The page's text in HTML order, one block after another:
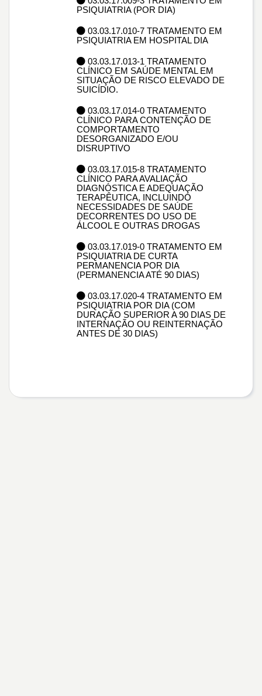
PSIQUIATRIA (POR DIA)
03.03.17.010-7 TRATAMENTO EM
PSIQUIATRIA EM HOSPITAL DIA
03.03.17.013-1 TRATAMENTO
CLÍNICO EM SAÚDE MENTAL EM
SITUAÇÃO DE RISCO ELEVADO DE
SUICÍDIO.
03.03.17.014-0 TRATAMENTO
CLÍNICO PARA CONTENÇÃO DE
COMPORTAMENTO
DESORGANIZADO E/OU
DISRUPTIVO
03.03.17.015-8 TRATAMENTO
CLÍNICO PARA AVALIAÇÃO
DIAGNÓSTICA E ADEQUAÇÃO
TERAPÊUTICA, INCLUINDO
NECESSIDADES DE SAÚDE
DECORRENTES DO USO DE
ÁLCOOL E OUTRAS DROGAS
03.03.17.019-0 TRATAMENTO EM
PSIQUIATRIA DE CURTA
PERMANENCIA POR DIA
(PERMANENCIA ATÉ 90 DIAS)
03.03.17.020-4 TRATAMENTO EM
PSIQUIATRIA POR DIA (COM
DURAÇÃO SUPERIOR A 90 DIAS DE
INTERNAÇÃO OU REINTERNAÇÃO
ANTES DE 30 DIAS)